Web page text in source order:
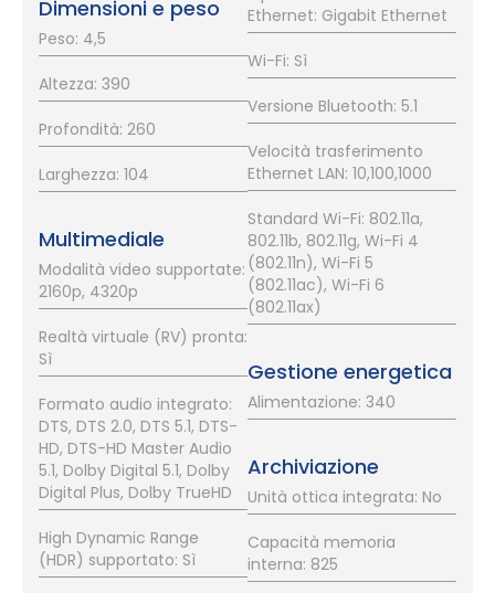
Dimensioni e peso
Peso: 4,5
Altezza: 390
Profondità: 260
Larghezza: 104
Multimediale
Modalità video supportate:
2160p, 4320p
Realtà virtuale (RV) pronta:
Sì
Formato audio integrato:
DTS, DTS 2.0, DTS 5.1, DTS-
HD, DTS-HD Master Audio
5.1, Dolby Digital 5.1, Dolby
Digital Plus, Dolby TrueHD
High Dynamic Range
(HDR) supportato: Sì
Ethernet: Gigabit Ethernet
Wi-Fi: Sì
Versione Bluetooth: 5.1
Velocità trasferimento
Ethernet LAN: 10,100,1000
Standard Wi-Fi: 802.11a,
802.11b, 802.11g, Wi-Fi 4
(802.11n), Wi-Fi 5
(802.11ac), Wi-Fi 6
(802.11ax)
Gestione energetica
Alimentazione: 340
Archiviazione
Unità ottica integrata: No
Capacità memoria
interna: 825